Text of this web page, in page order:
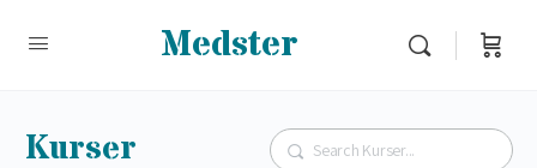
Medster
Kurser Sök